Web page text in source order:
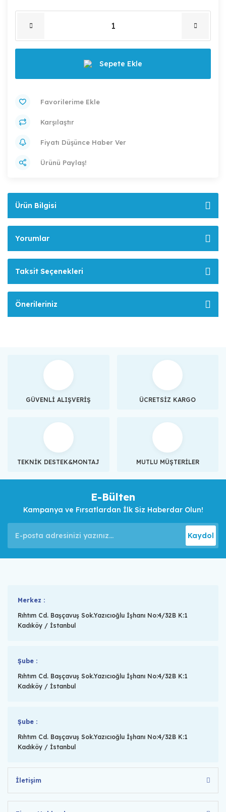
Sepete Ekle
Karşılaştır
Fiyatı Düşünce Haber Ver
Ürünü Paylaş!
Ürün Bilgisi
Yorumlar
Taksit Seçenekleri
Önerileriniz
GÜVENLİ ALIŞVERİŞ ÜCRETSİZ KARGO
TEKNİK DESTEK&MONTAJ MUTLU MÜŞTERİLER
E-Bülten
Kampanya ve Fırsatlardan İlk Siz Haberdar Olun!
Kaydol
Merkez :
Rıhtım Cd. Başçavuş Sok.Yazıcıoğlu İşhanı No:4/32B K:1
Kadıköy / İstanbul
Şube :
Rıhtım Cd. Başçavuş Sok.Yazıcıoğlu İşhanı No:4/32B K:1
Kadıköy / İstanbul
Şube :
Rıhtım Cd. Başçavuş Sok.Yazıcıoğlu İşhanı No:4/32B K:1
Kadıköy / İstanbul
İletişim